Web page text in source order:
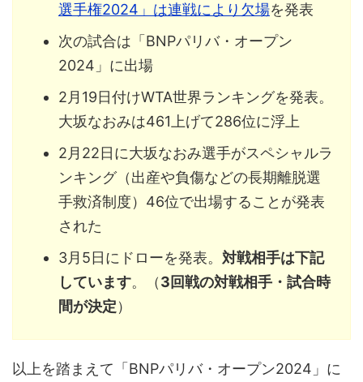
選手権2024」は連戦により欠場を発表
次の試合は「BNPパリバ・オープン
2024」に出場
2月19日付けWTA世界ランキングを発表。
大坂なおみは461上げて286位に浮上
2月22日に大坂なおみ選手がスペシャルラ
ンキング（出産や負傷などの長期離脱選
手救済制度）46位で出場することが発表
された
3月5日にドローを発表。 対戦相手は下記
しています。（3回戦の対戦相手・試合時
間が決定）
以上を踏まえて「BNPパリバ・オープン2024」に